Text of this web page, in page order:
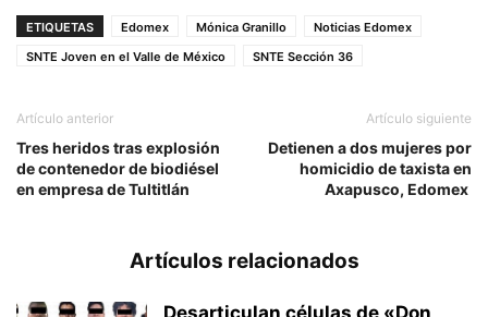
ETIQUETAS Edomex Mónica Granillo
Noticias Edomex
SNTE Joven en el Valle de México
SNTE Sección 36
Artículo anterior
Tres heridos tras explosión
de contenedor de biodiésel
en empresa de Tultitlán
Artículo siguiente
Detienen a dos mujeres por
homicidio de taxista en
Axapusco, Edomex
Artículos relacionados
Desarticulan células de «Don